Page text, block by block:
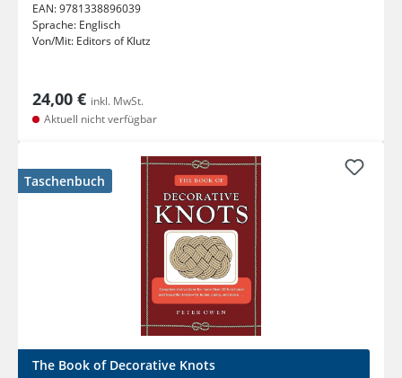
EAN:9781338896039
Sprache: Englisch
Von/Mit: Editors of Klutz
24,00 € inkl. MwSt.
Aktuell nicht verfügbar
Taschenbuch
The Book of Decorative Knots